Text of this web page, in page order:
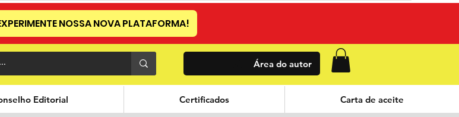
Área do autor
NOSSA NOVA PLATAFORMA!
Editorial Certificados Carta de aceite